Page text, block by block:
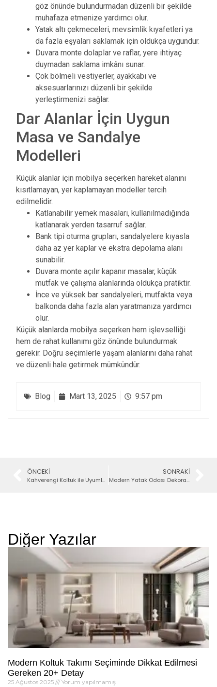
göz önünde bulundurmadan düzenli bir şekilde
muhafaza etmenize yardımcı olur.
Yatak altı çekmeceleri, mevsimlik kıyafetleri ya
da fazla eşyaları saklamak için oldukça uygundur.
Duvara monte dolaplar ve raflar, yere ihtiyaç
duymadan saklama imkânı sunar.
Çok bölmeli vestiyerler, ayakkabı ve
aksesuarlarınızı düzenli bir şekilde
yerleştirmenizi sağlar.
Dar Alanlar İçin Uygun
Masa ve Sandalye
Modelleri
Küçük alanlar için mobilya seçerken hareket alanını
kısıtlamayan, yer kaplamayan modeller tercih
edilmelidir.
Katlanabilir yemek masaları, kullanılmadığında
katlanarak yerden tasarruf sağlar.
Bank tipi oturma grupları, sandalyelere kıyasla
daha az yer kaplar ve ekstra depolama alanı
sunabilir.
Duvara monte açılır kapanır masalar, küçük
mutfak ve çalışma alanlarında oldukça pratiktir.
İnce ve yüksek bar sandalyeleri, mutfakta veya
balkonda daha fazla alan yaratmanıza yardımcı
olur.
Küçük alanlarda mobilya seçerken hem işlevselliği
hem de rahat kullanımı göz önünde bulundurmak
gerekir. Doğru seçimlerle yaşam alanlarını daha rahat
ve düzenli hale getirmek mümkündür.
Blog Mart 13, 2025 9:57 pm
ÖNCEKI
Kahverengi Koltuk ile Uyumlu Renkler
SONRAKI
Modern Yatak Odası Dekorasyonu İçin 5 Fikir
Diğer Yazılar
Modern Koltuk Takımı Seçiminde Dikkat Edilmesi
Gereken 20+ Detay
25 Ağustos 2025 Yorum yapılmamış